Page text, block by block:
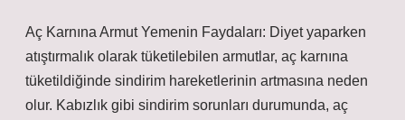
Aç Karnına Armut Yemenin Faydaları: Diyet yaparken
atıştırmalık olarak tüketilebilen armutlar, aç karnına
tüketildiğinde sindirim hareketlerinin artmasına neden
olur. Kabızlık gibi sindirim sorunları durumunda, aç